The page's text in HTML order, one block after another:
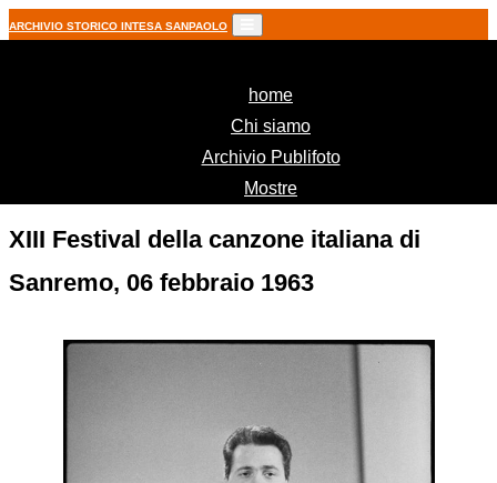
ARCHIVIO STORICO INTESA SANPAOLO
home(current)
Chi siamo
Archivio Publifoto
Mostre
XIII Festival della canzone italiana di
Sanremo, 06 febbraio 1963